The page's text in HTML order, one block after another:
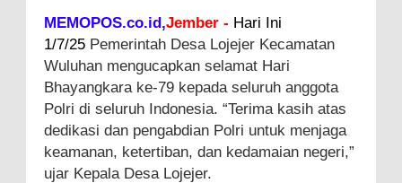
MEMOPOS.co.id,Jember - Hari Ini
1/7/25 Pemerintah Desa Lojejer Kecamatan
Wuluhan mengucapkan selamat Hari
Bhayangkara ke-79 kepada seluruh anggota
Polri di seluruh Indonesia. “Terima kasih atas
dedikasi dan pengabdian Polri untuk menjaga
keamanan, ketertiban, dan kedamaian negeri,”
ujar Kepala Desa Lojejer.